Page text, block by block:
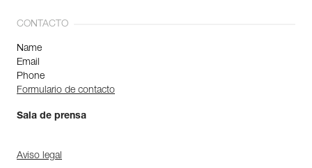
CONTACTO
Name
Email
Phone
Formulario de contacto
Sala de prensa
Aviso legal